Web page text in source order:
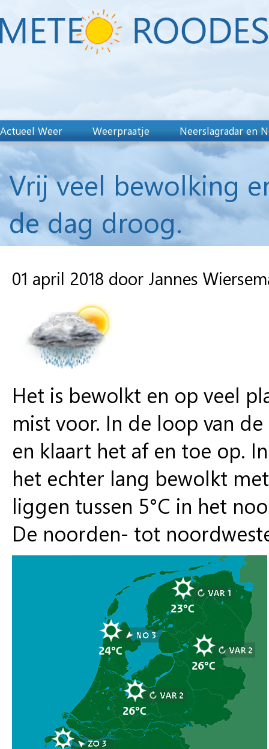
Actueel Weer Weerpraatje Neerslagradar en
Vrij veel bewolking
de dag droog.
01 april 2018 door Jannes
Het is bewolkt en op veel
mist voor. In de loop van
en klaart het af en toe op.
het echter lang bewolkt
liggen tussen 5°C in het
De noorden- tot